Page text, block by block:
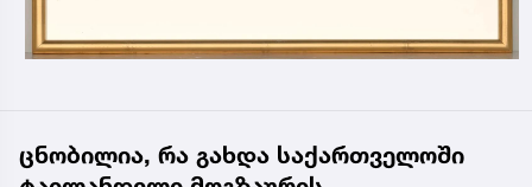
ცნობილია, რა გახდა საქართველოში